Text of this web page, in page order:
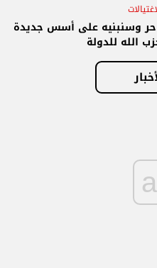
حر وسنبنيه على أسس جديدة
الله للدولة